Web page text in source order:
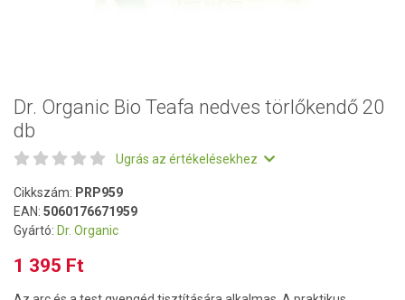
Dr. Organic Bio Teafa nedves törlőkendő 20
db
Ugrás az értékelésekhez
Cikkszám: PRP959
EAN: 5060176671959
Gyártó: Dr. Organic
1 395 Ft